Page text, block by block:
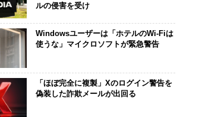
ルの侵害を受け
Windowsユーザーは「ホテルのWi-Fiは
使うな」マイクロソフトが緊急警告
「ほぼ完全に複製」Xのログイン警告を
偽装した詐欺メールが出回る